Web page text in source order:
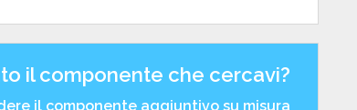
il componente che cercavi?
il componente aggiuntivo su misura